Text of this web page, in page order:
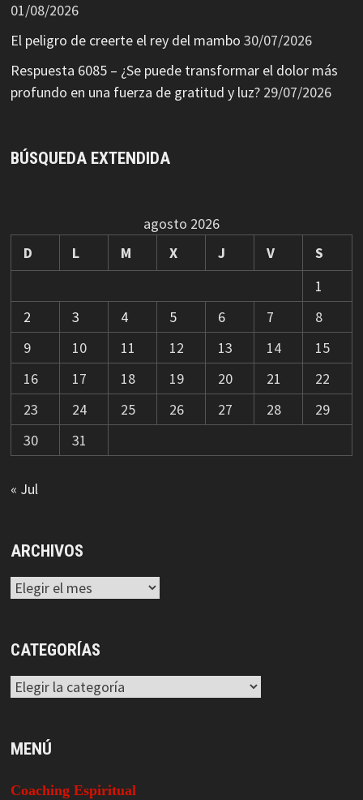
01/08/2026
El peligro de creerte el rey del mambo 30/07/2026
Respuesta 6085 – ¿Se puede transformar el dolor más
profundo en una fuerza de gratitud y luz? 29/07/2026
BÚSQUEDA EXTENDIDA
agosto 2026
D
L M X J V
S
1
2
3 4 5 6 7
8
9
10 11 12 13 14
15
16
17 18 19 20 21
22
23
24 25 26 27 28
29
30
31
« Jul
ARCHIVOS
Archivos
CATEGORÍAS
Categorías
MENÚ
Coaching Espiritual